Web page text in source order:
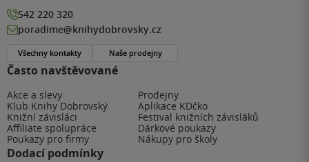
Často navštěvované
Akce a slevy
Prodejny
Klub Knihy Dobrovský
Aplikace KDčko
Knižní závisláci
Festival knižních závisláků
Affiliate spolupráce
Dárkové poukazy
Poukazy pro firmy
Nákupy pro školy
Dodací podmínky
542 220 320
poradime@knihydobrovsky.cz
Všechny kontakty Naše prodejny